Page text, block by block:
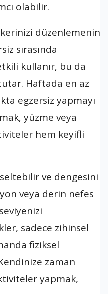
olabilir.
düzenlemenin
sırasında
kullanır, bu da
Haftada en az
egzersiz yapmayı
yüzme veya
hem keyifli
ve dengesini
veya derin nefes
sadece zihinsel
fiziksel
zaman
yapmak,